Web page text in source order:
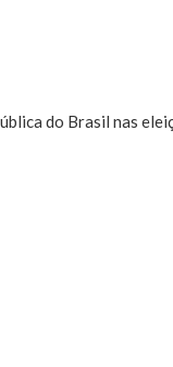
do Brasil nas